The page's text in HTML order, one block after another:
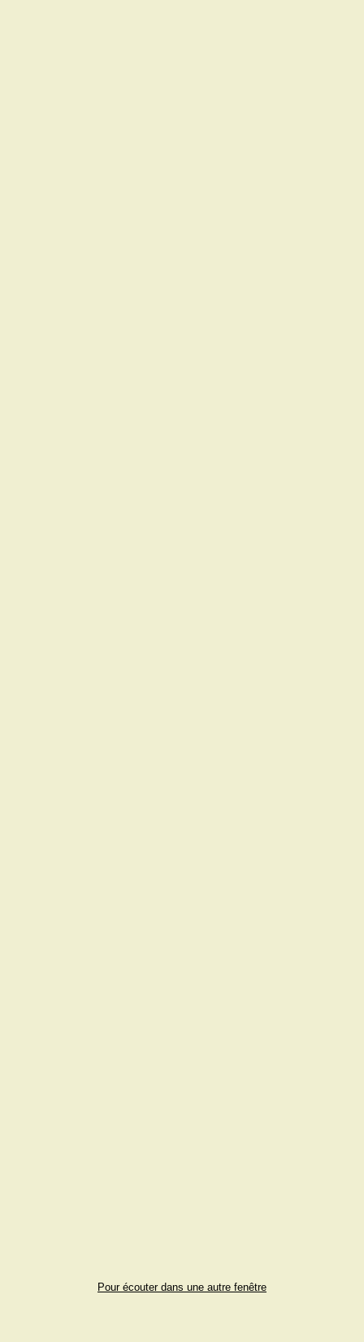
Pour écouter dans une autre fenêtre